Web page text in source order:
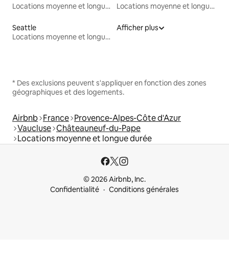
Locations moyenne et longue durée
Locations moyenne et longue durée
Seattle
Locations moyenne et longue durée
Afficher plus
* Des exclusions peuvent s'appliquer en fonction des zones
géographiques et des logements.
Airbnb France Provence-Alpes-Côte d'Azur
Vaucluse Châteauneuf-du-Pape
Locations moyenne et longue durée
© 2026 Airbnb, Inc.
Confidentialité
Conditions générales